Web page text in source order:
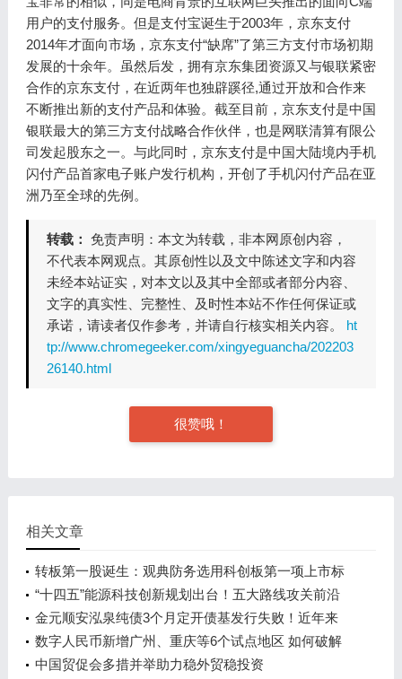
用户的支付服务。但是支付宝诞生于2003年，京东支付
2014年才面向市场，京东支付“缺席”了第三方支付市场初期
发展的十余年。虽然后发，拥有京东集团资源又与银联紧密
合作的京东支付，在近两年也独辟蹊径,通过开放和合作来
不断推出新的支付产品和体验。截至目前，京东支付是中国
银联最大的第三方支付战略合作伙伴，也是网联清算有限公
司发起股东之一。与此同时，京东支付是中国大陆境内手机
闪付产品首家电子账户发行机构，开创了手机闪付产品在亚
洲乃至全球的先例。
转载： 免责声明：本文为转载，非本网原创内容，
不代表本网观点。其原创性以及文中陈述文字和内容
未经本站证实，对本文以及其中全部或者部分内容、
文字的真实性、完整性、及时性本站不作任何保证或
承诺，请读者仅作参考，并请自行核实相关内容。 ht
tp://www.chromegeeker.com/xingyeguancha/202203
26140.html
很赞哦！
相关文章
转板第一股诞生：观典防务选用科创板第一项上市标
准转板成功
“十四五”能源科技创新规划出台！五大路线攻关前沿
技术
金元顺安泓泉纯债3个月定开债基发行失败！近年来
多次“踩雷”暴露债券投资问题
数字人民币新增广州、重庆等6个试点地区 如何破解
发展新问题？
中国贸促会多措并举助力稳外贸稳投资